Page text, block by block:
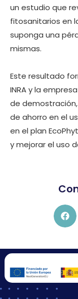
un estudio que
fitosanitarios en
suponga una
mismas.
Este resultado
INRA y la
de
de ahorro en el
en el plan
y mejorar el uso